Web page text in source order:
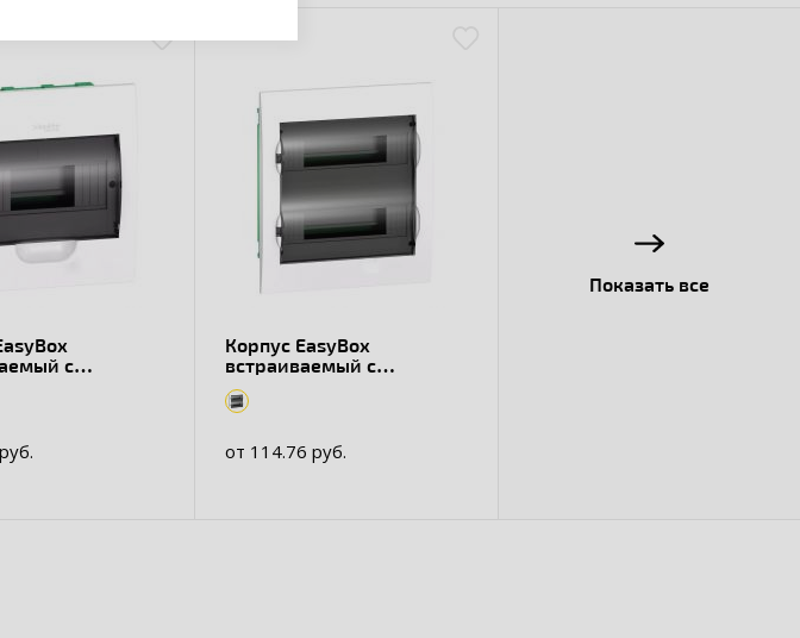
с
дверью 1
Корпус EasyBox
встраиваемый с
прозрачной дверью 2
ряд/24 мод
от 114.76 руб.
Показать все